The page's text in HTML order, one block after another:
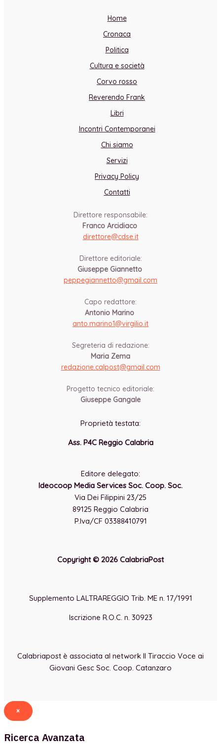
Home
Cronaca
Politica
Cultura e società
Corvo rosso
Reverendo Frank
Libri
Incontri Contemporanei
Chi siamo
Servizi
Privacy Policy
Contatti
Direttore responsabile:
Franco Arcidiaco
direttore@cdse.it
Direttore editoriale:
Giuseppe Giannetto
peppegiannetto@gmail.com
Capo redattore:
Antonio Marino
anto.marino1@virgilio.it
Segreteria di redazione:
Maria Zema
redazione.calpost@gmail.com
Progetto tecnico editoriale:
Giuseppe Gangale
Proprietà testata:
Ass. P4C Reggio Calabria
Editore delegato:
Ideocoop Media Services Soc. Coop. Soc.
Via Dei Filippini 23/25
89125 Reggio Calabria
P.Iva/CF 03388410791
Copyright © 2026 CalabriaPost
Supplemento LALTRAREGGIO Trib. ME n. 17/1991
Iscrizione R.O.C. n. 30923
Calabriapost è associata al network Il Tiraccio Voce ai
Giovani Gesc Soc. Coop. Catanzaro
×
Ricerca Avanzata